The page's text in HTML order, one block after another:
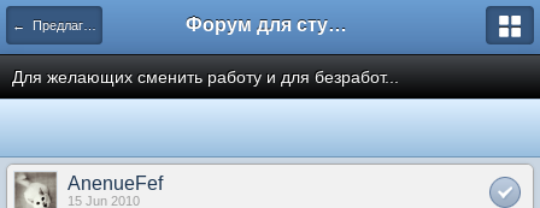
← Предлагаю работу Форум для студента СГА
Для желающих сменить работу и для безработ...
AnenueFef
15 Jun 2010